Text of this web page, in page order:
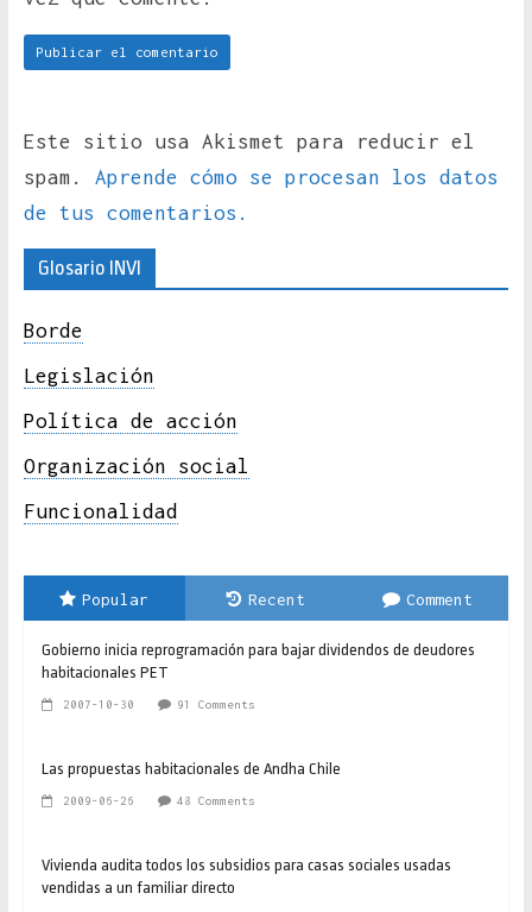
Este sitio usa Akismet para reducir el
spam. Aprende cómo se procesan los datos
de tus comentarios.
Glosario INVI
Borde
Legislación
Política de acción
Organización social
Funcionalidad
Popular Recent Comment
Gobierno inicia reprogramación para bajar dividendos de deudores
habitacionales PET
2007-10-30 91 Comments
Las propuestas habitacionales de Andha Chile
2009-06-26 48 Comments
Vivienda audita todos los subsidios para casas sociales usadas
vendidas a un familiar directo